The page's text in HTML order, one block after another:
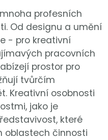
profesních
Od designu a umění
- pro kreativní
pracovních
prostor pro
tvůrčím
Kreativní osobnosti
jako je
které
oblastech činnosti